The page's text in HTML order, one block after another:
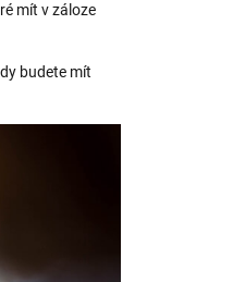
mít v záloze
budete mít